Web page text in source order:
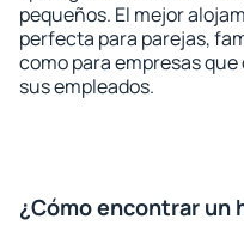
pequeños. El mejor
perfecta para parejas,
como para empresas
sus empleados.
¿Cómo encontrar un